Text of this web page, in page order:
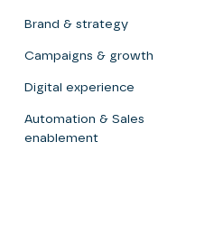
Brand & strategy
Campaigns & growth
Digital experience
Automation & Sales
enablement